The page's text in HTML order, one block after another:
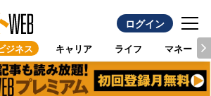
ログイン
ジネス キャリア ライフ マネー